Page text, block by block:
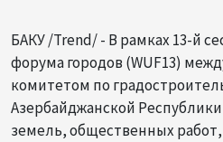
БАКУ /Trend/ - В рамках 13-й
форума городов (WUF13)
комитетом по
Азербайджанской
земель, общественных